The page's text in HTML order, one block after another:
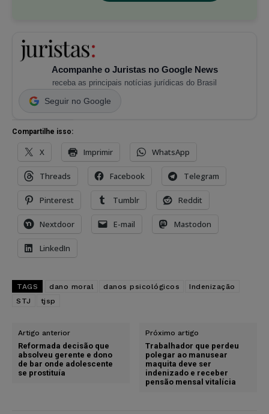
Acompanhe o Juristas no Google News
receba as principais notícias jurídicas do Brasil
Seguir no Google
Compartilhe isso:
X Imprimir WhatsApp
Threads Facebook Telegram
Pinterest Tumblr Reddit
Nextdoor E-mail Mastodon
LinkedIn
TAGS dano moral danos psicológicos
Indenização
STJ
tjsp
Artigo anterior
Reformada decisão que
absolveu gerente e dono
de bar onde adolescente
se prostituía
Próximo artigo
Trabalhador que perdeu
polegar ao manusear
maquita deve ser
indenizado e receber
pensão mensal vitalícia